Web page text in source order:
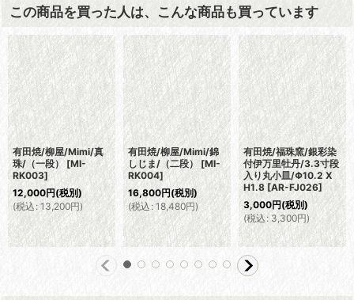
この商品を買った人は、こんな商品も買っています
有田焼/柳屋/Mimi/真
珠/（一段） [MI-
RK003]
12,000円(税別)
(税込 : 13,200円)
有田焼/柳屋/Mimi/錦
しじま/（二段） [MI-
RK004]
16,800円(税別)
(税込: 18,480円)
有田焼/福珠窯/銀彩染
付伊万里牡丹/3.3寸段
入り丸小皿/Φ10.2 X
H1.8 [AR-FJ026]
3,000円(税別)
(税込: 3,300円)